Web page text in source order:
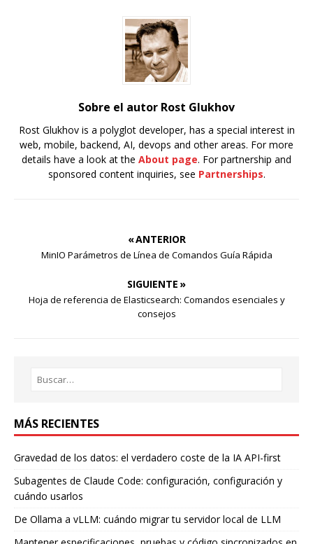
Sobre el autor Rost Glukhov
Rost Glukhov is a polyglot developer, has a special interest in
web, mobile, backend, AI, devops and other areas. For more
details have a look at the About page. For partnership and
sponsored content inquiries, see Partnerships.
« ANTERIOR
MinIO Parámetros de Línea de Comandos Guía Rápida
SIGUIENTE »
Hoja de referencia de Elasticsearch: Comandos esenciales y
consejos
MÁS RECIENTES
Gravedad de los datos: el verdadero coste de la IA API-first
Subagentes de Claude Code: configuración, configuración y
cuándo usarlos
De Ollama a vLLM: cuándo migrar tu servidor local de LLM